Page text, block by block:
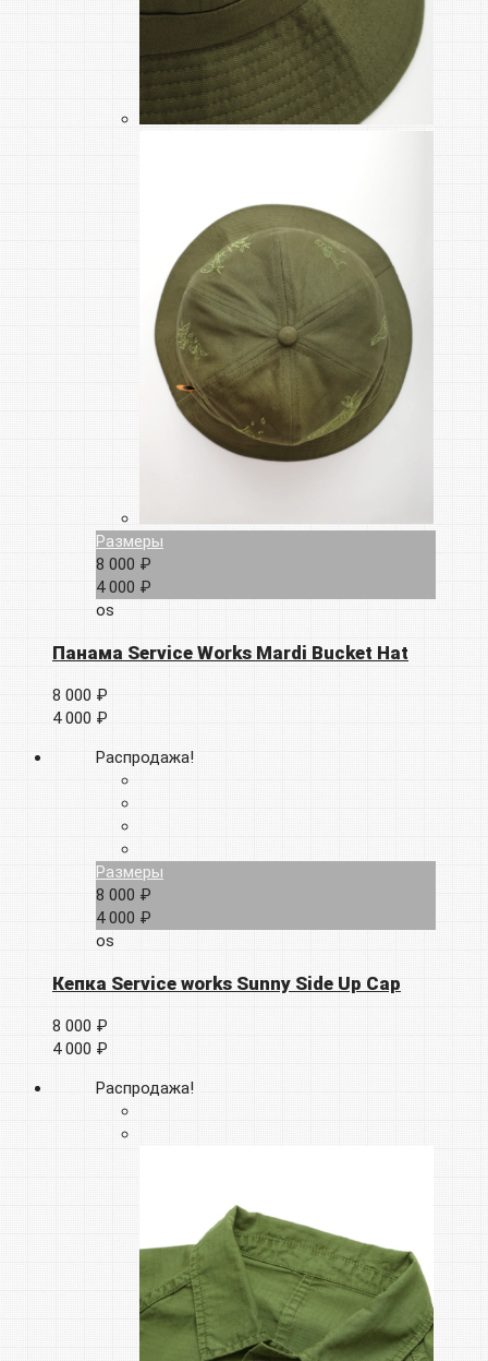
Размеры
8 000 ₽
4 000 ₽
os
Панама Service Works Mardi Bucket Hat
8 000 ₽
4 000 ₽
Распродажа!
Размеры
8 000 ₽
4 000 ₽
os
Кепка Service works Sunny Side Up Cap
8 000 ₽
4 000 ₽
Распродажа!